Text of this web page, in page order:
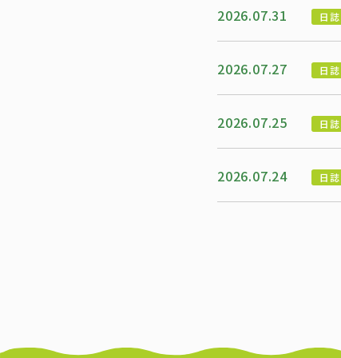
2026.07.31 日誌
2026.07.27 日誌
2026.07.25 日誌
2026.07.24 日誌